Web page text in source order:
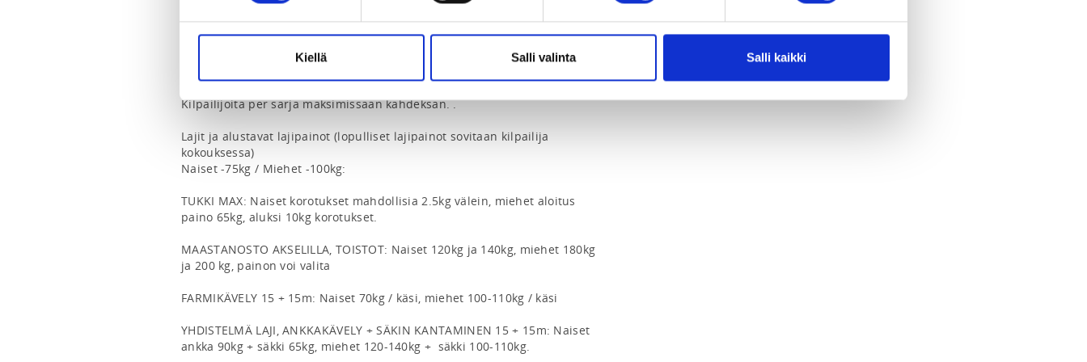
Kiellä Salli valinta Salli kaikki
info@suomenvoimalajiliitto.fi
Matalan kynnyksen kisat henkilöille joilla ei ole aikaisempaa SM-tason
Kilpailijoita per sarja maksimissaan kahdeksan. .
Lajit ja alustavat lajipainot (lopulliset lajipainot sovitaan kilpailija
kokouksessa)
Naiset -75kg / Miehet -100kg:
TUKKI MAX: Naiset korotukset mahdollisia 2.5kg välein, miehet aloitus
paino 65kg, aluksi 10kg korotukset.
MAASTANOSTO AKSELILLA, TOISTOT: Naiset 120kg ja 140kg, miehet 180kg
ja 200 kg, painon voi valita
FARMIKÄVELY 15 + 15m: Naiset 70kg / käsi, miehet 100-110kg / käsi
YHDISTELMÄ LAJI, ANKKAKÄVELY + SÄKIN KANTAMINEN 15 + 15m: Naiset
ankka 90kg + säkki 65kg, miehet 120-140kg +  säkki 100-110kg.